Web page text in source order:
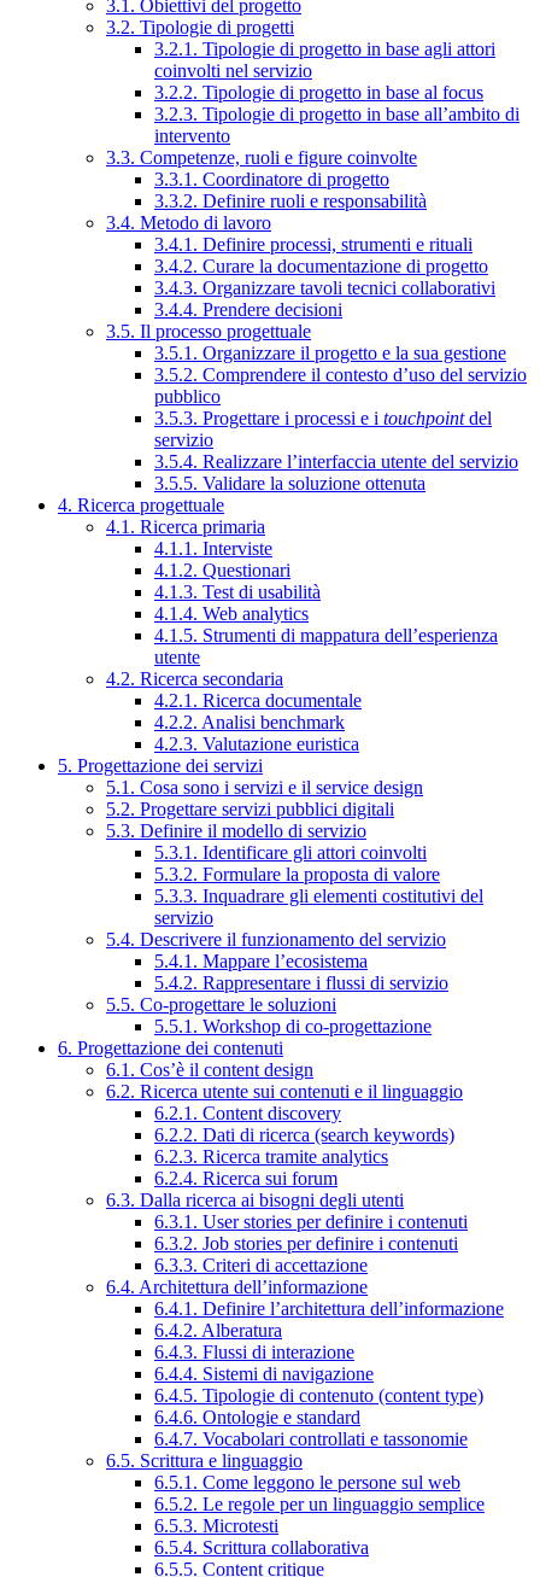
3.1. Obiettivi del progetto
3.2. Tipologie di progetti
3.2.1. Tipologie di progetto in base agli attori
coinvolti nel servizio
3.2.2. Tipologie di progetto in base al focus
3.2.3. Tipologie di progetto in base all’ambito di
intervento
3.3. Competenze, ruoli e figure coinvolte
3.3.1. Coordinatore di progetto
3.3.2. Definire ruoli e responsabilità
3.4. Metodo di lavoro
3.4.1. Definire processi, strumenti e rituali
3.4.2. Curare la documentazione di progetto
3.4.3. Organizzare tavoli tecnici collaborativi
3.4.4. Prendere decisioni
3.5. Il processo progettuale
3.5.1. Organizzare il progetto e la sua gestione
3.5.2. Comprendere il contesto d’uso del servizio
pubblico
3.5.3. Progettare i processi e i touchpointdel
servizio
3.5.4. Realizzare l’interfaccia utente del servizio
3.5.5. Validare la soluzione ottenuta
4. Ricerca progettuale
4.1. Ricerca primaria
4.1.1. Interviste
4.1.2. Questionari
4.1.3. Test di usabilità
4.1.4. Web analytics
4.1.5. Strumenti di mappatura dell’esperienza
utente
4.2. Ricerca secondaria
4.2.1. Ricerca documentale
4.2.2. Analisi benchmark
4.2.3. Valutazione euristica
5. Progettazione dei servizi
5.1. Cosa sono i servizi e il service design
5.2. Progettare servizi pubblici digitali
5.3. Definire il modello di servizio
5.3.1. Identificare gli attori coinvolti
5.3.2. Formulare la proposta di valore
5.3.3. Inquadrare gli elementi costitutivi del
servizio
5.4. Descrivere il funzionamento del servizio
5.4.1. Mappare l’ecosistema
5.4.2. Rappresentare i flussi di servizio
5.5. Co-progettare le soluzioni
5.5.1. Workshop di co-progettazione
6. Progettazione dei contenuti
6.1. Cos’è il content design
6.2. Ricerca utente sui contenuti e il linguaggio
6.2.1. Content discovery
6.2.2. Dati di ricerca (search keywords)
6.2.3. Ricerca tramite analytics
6.2.4. Ricerca sui forum
6.3. Dalla ricerca ai bisogni degli utenti
6.3.1. User stories per definire i contenuti
6.3.2. Job stories per definire i contenuti
6.3.3. Criteri di accettazione
6.4. Architettura dell’informazione
6.4.1. Definire l’architettura dell’informazione
6.4.2. Alberatura
6.4.3. Flussi di interazione
6.4.4. Sistemi di navigazione
6.4.5. Tipologie di contenuto (content type)
6.4.6. Ontologie e standard
6.4.7. Vocabolari controllati e tassonomie
6.5. Scrittura e linguaggio
6.5.1. Come leggono le persone sul web
6.5.2. Le regole per un linguaggio semplice
6.5.3. Microtesti
6.5.4. Scrittura collaborativa
6.5.5. Content critique